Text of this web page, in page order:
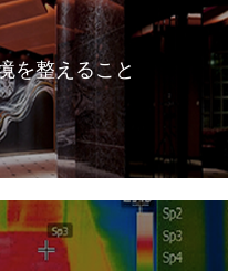
を整えること